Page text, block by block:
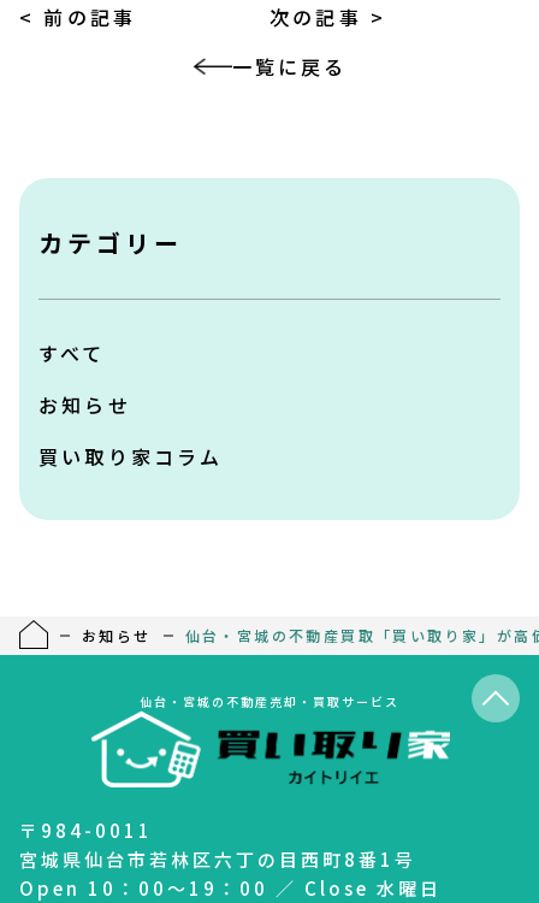
< 前の記事
次の記事 >
一覧に戻る
カテゴリー
すべて
お知らせ
買い取り家コラム
お知らせ 仙台・宮城の不動産買取「買い取り家」が
仙台・宮城の不動産売却・買取サービス
〒984-0011
宮城県仙台市若林区六丁の目西町8番1号
Open 10：00～19：00 ／ Close 水曜日